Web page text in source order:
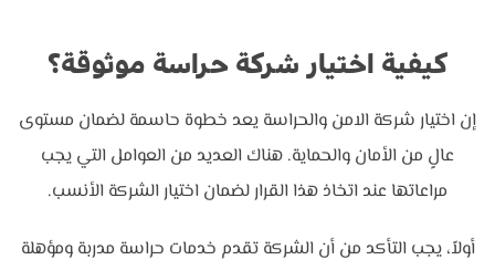
كيفية اختيار شركة حراسة موثوقة؟
إن اختيار شركة الامن والحراسة يعد خطوة حاسمة لضمان مستوى
عالٍ من الأمان والحماية. هناك العديد من العوامل التي يجب
مراعاتها عند اتخاذ هذا القرار لضمان اختيار الشركة الأنسب.
أولاً، يجب التأكد من أن الشركة تقدم خدمات حراسة مدربة ومؤهلة